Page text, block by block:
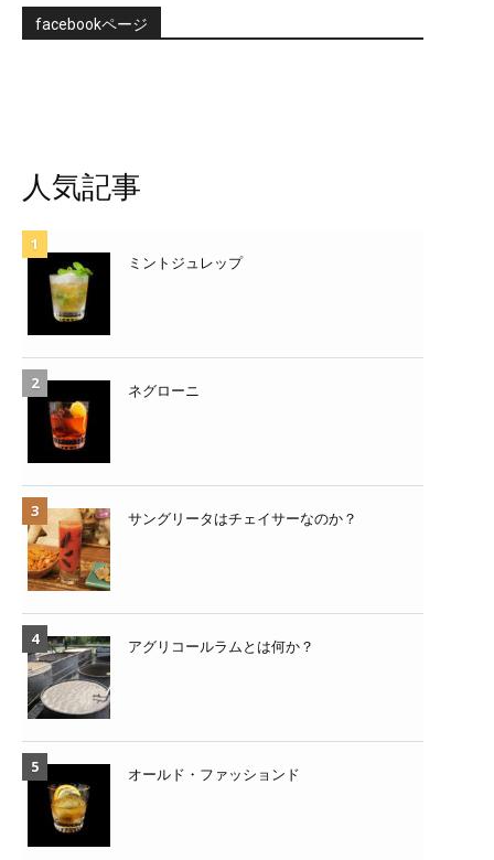
facebookページ
人気記事
ミントジュレップ
ネグローニ
サングリータはチェイサーなのか？
アグリコールラムとは何か？
オールド・ファッションド